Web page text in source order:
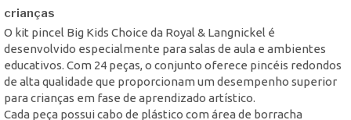
crianças
O kit pincel Big Kids Choice da Royal & Langnickel é
desenvolvido especialmente para salas de aula e ambientes
educativos. Com 24 peças, o conjunto oferece pincéis redondos
de alta qualidade que proporcionam um desempenho superior
para crianças em fase de aprendizado artístico.
Cada peça possui cabo de plástico com área de borracha